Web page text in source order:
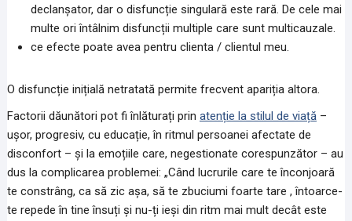
declanșator, dar o disfuncție singulară este rară. De cele mai
multe ori întâlnim disfuncții multiple care sunt multicauzale.
ce efecte poate avea pentru clienta / clientul meu.
O disfuncție inițială netratată permite frecvent apariția altora.
Factorii dăunători pot fi înlăturați prin atenție la stilul de viață–
ușor, progresiv, cu educație, în ritmul persoanei afectate de
disconfort – și la emoțiile care, negestionate corespunzător – au
dus la complicarea problemei: „Când lucrurile care te înconjoară
te constrâng, ca să zic așa, să te zbuciumi foarte tare , întoarce-
te repede în tine însuți și nu-ți ieși din ritm mai mult decât este